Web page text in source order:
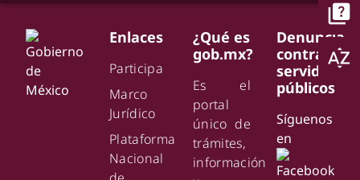
quiz
sort_by_alpha
Enlaces
Participa
Marco
Jurídico
Plataforma
Nacional
¿Qué es
gob.mx?
Es el
portal
único de
trámites,
información
Denuncia
contra
servidores
públicos
Síguenos
en